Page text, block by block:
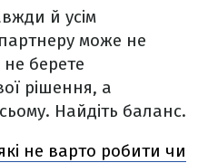
й усім
може не
берете
рішення, а
Найдіть баланс.
не варто робити чи